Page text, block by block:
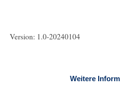
Version: 1.0-20240104
Weitere